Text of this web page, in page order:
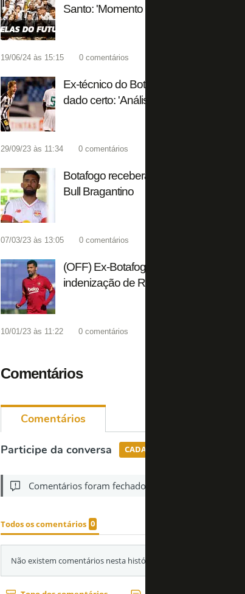
Santo: 'Momento muito especial'
19/06/24 às 15:15 0 comentários
Ex-técnico do Botafogo revela real
dado certo: 'Análise mal feita. X da
29/09/23 às 11:34 0 comentários
Botafogo receberá valor por venda de
Bull Bragantino
07/03/23 às 13:05 0 comentários
(OFF) Ex-Botafogo, Matheus
indenização de R$ 48 milhões do
10/01/23 às 11:22 0 comentários
Comentários